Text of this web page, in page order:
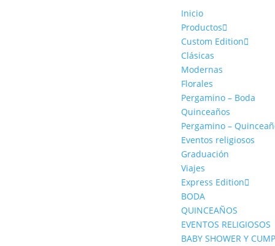
Inicio
Productos
Custom Edition
Clásicas
Modernas
Florales
Pergamino – Boda
Quinceaños
Pergamino –
Eventos religiosos
Graduación
Viajes
Express Edition
BODA
QUINCEAÑOS
EVENTOS RELIGIOSOS
BABY SHOWER Y